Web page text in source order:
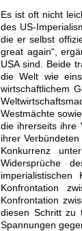
Es ist oft nicht
des US-
die er selbst
great again“,
USA sind. Beide
die Welt wie
wirtschaftlichem
Westmächte
die ihrerseits ihre
ihrer
Konkurrenz
Widersprüche
Konfrontation
Konfrontation
diesen Schritt zu
Spannungen